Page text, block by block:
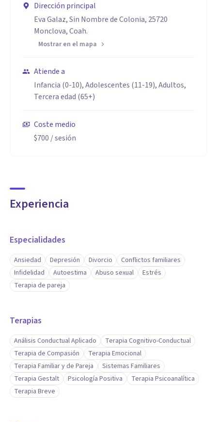
Dirección principal
Eva Galaz, Sin Nombre de Colonia, 25720
Monclova, Coah.
Mostrar en el mapa
Atiende a
Infancia (0-10), Adolescentes (11-19), Adultos,
Tercera edad (65+)
Coste medio
$700 / sesión
Experiencia
Especialidades
Ansiedad Depresión Divorcio
Conflictos familiares
Infidelidad
Autoestima Abuso sexual
Estrés
Terapia de pareja
Terapias
Análisis Conductual Aplicado
Terapia Cognitivo-Conductual
Terapia de Compasión
Terapia Emocional
Terapia Familiar y de Pareja
Sistemas Familiares
Terapia Gestalt
Psicología Positiva
Terapia Psicoanalítica
Terapia Breve